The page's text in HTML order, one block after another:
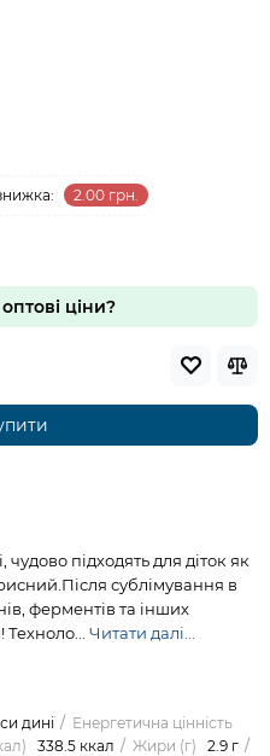
2.00 грн.
ціни?
підходять для діток як
сублімування в
ферментів та інших
Читати далі...
дині
Енергетична цінність
338.5 ккал Жири (г) 2.9 г